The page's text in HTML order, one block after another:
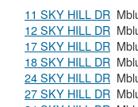
11 SKY HILL DR
12 SKY HILL DR
17 SKY HILL DR
18 SKY HILL DR
24 SKY HILL DR
27 SKY HILL DR